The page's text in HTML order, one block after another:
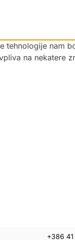
tehnologije nam
na nekatere
+386